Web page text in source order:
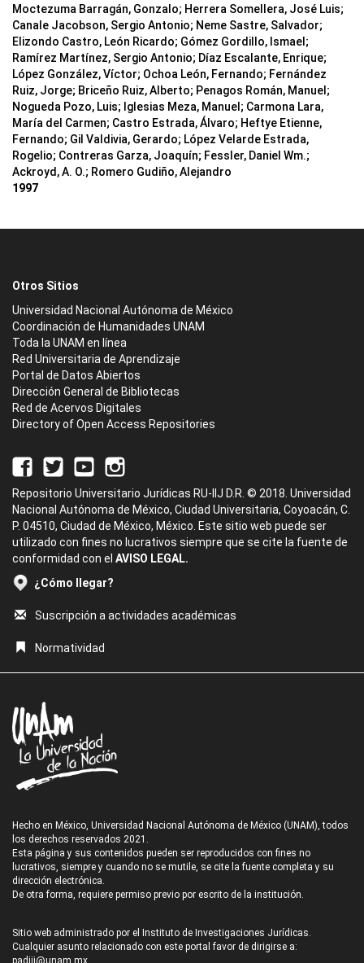
Moctezuma Barragán, Gonzalo; Herrera Somellera, José Luis;
Canale Jacobson, Sergio Antonio; Neme Sastre, Salvador;
Elizondo Castro, León Ricardo; Gómez Gordillo, Ismael;
Ramírez Martínez, Sergio Antonio; Díaz Escalante, Enrique;
López González, Víctor; Ochoa León, Fernando; Fernández
Ruiz, Jorge; Briceño Ruiz, Alberto; Penagos Román, Manuel;
Nogueda Pozo, Luis; Iglesias Meza, Manuel; Carmona Lara,
María del Carmen; Castro Estrada, Álvaro; Heftye Etienne,
Fernando; Gil Valdivia, Gerardo; López Velarde Estrada,
Rogelio; Contreras Garza, Joaquín; Fessler, Daniel Wm.;
Ackroyd, A. O.; Romero Gudiño, Alejandro
1997
Otros Sitios
Universidad Nacional Autónoma de México
Coordinación de Humanidades UNAM
Toda la UNAM en línea
Red Universitaria de Aprendizaje
Portal de Datos Abiertos
Dirección General de Bibliotecas
Red de Acervos Digitales
Directory of Open Access Repositories
Repositorio Universitario Jurídicas RU-IIJ D.R. © 2018. Universidad
Nacional Autónoma de México, Ciudad Universitaria, Coyoacán, C.
P. 04510, Ciudad de México, México. Este sitio web puede ser
utilizado con fines no lucrativos siempre que se cite la fuente de
conformidad con el AVISO LEGAL.
¿Cómo llegar?
Suscripción a actividades académicas
Normatividad
Hecho en México, Universidad Nacional Autónoma de México (UNAM), todos
los derechos reservados 2021.
Esta página y sus contenidos pueden ser reproducidos con fines no
lucrativos, siempre y cuando no se mutile, se cite la fuente completa y su
dirección electrónica.
De otra forma, requiere permiso previo por escrito de la institución.
Sitio web administrado por el Instituto de Investigaciones Jurídicas.
Cualquier asunto relacionado con este portal favor de dirigirse a: